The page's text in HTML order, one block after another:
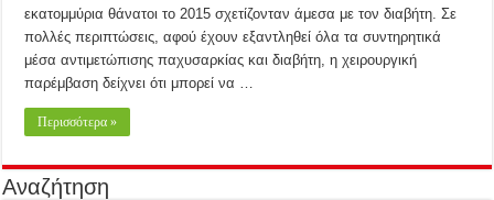
εκατομμύρια θάνατοι το 2015 σχετίζονταν άμεσα με τον διαβήτη. Σε
πολλές περιπτώσεις, αφού έχουν εξαντληθεί όλα τα συντηρητικά
μέσα αντιμετώπισης παχυσαρκίας και διαβήτη, η χειρουργική
παρέμβαση δείχνει ότι μπορεί να …
Περισσότερα »
Αναζήτηση